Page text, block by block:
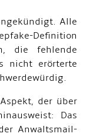
Alle
Definition
die fehlende
nicht erörterte
der über
Das
Anwaltsmail-